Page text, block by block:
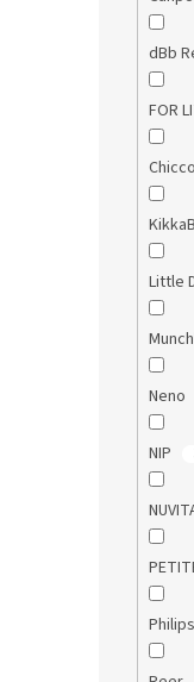
dBb
FOR
Chicco
Little
Neno
NIP